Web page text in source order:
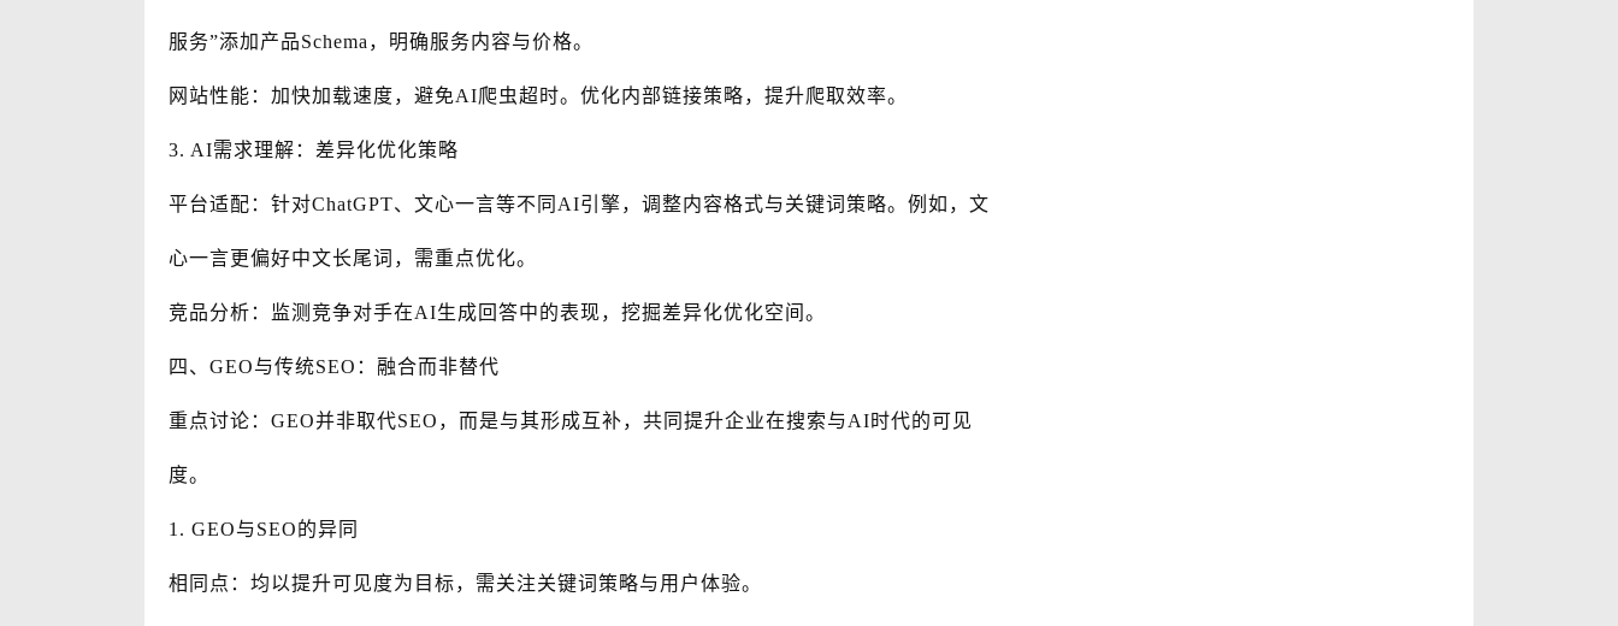
服务”添加产品Schema，明确服务内容与价格。
网站性能：加快加载速度，避免AI爬虫超时。优化内部链接策略，提升爬取效率。
3. AI需求理解：差异化优化策略
平台适配：针对ChatGPT、文心一言等不同AI引擎，调整内容格式与关键词策略。例如，文
心一言更偏好中文长尾词，需重点优化。
竞品分析：监测竞争对手在AI生成回答中的表现，挖掘差异化优化空间。
四、GEO与传统SEO：融合而非替代
重点讨论：GEO并非取代SEO，而是与其形成互补，共同提升企业在搜索与AI时代的可见
度。
1. GEO与SEO的异同
相同点：均以提升可见度为目标，需关注关键词策略与用户体验。